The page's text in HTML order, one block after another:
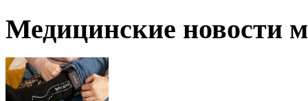
Медицинские новости